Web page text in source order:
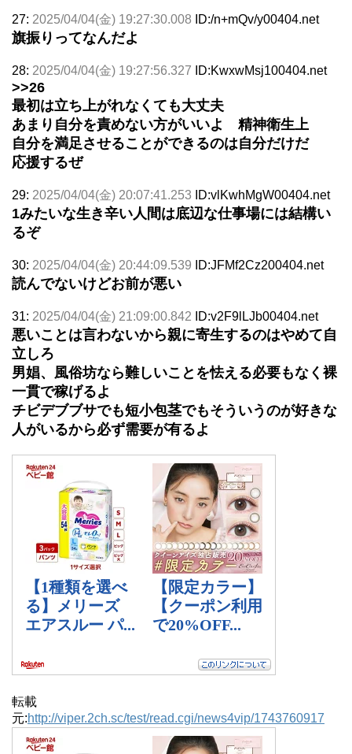
27: 2025/04/04(金) 19:27:30.008 ID:/n+mQv/y00404.net
旗振りってなんだよ
28: 2025/04/04(金) 19:27:56.327 ID:KwxwMsj100404.net
>>26
最初は立ち上がれなくても大丈夫
あまり自分を責めない方がいいよ 精神衛生上
自分を満足させることができるのは自分だけだ
応援するぜ
29: 2025/04/04(金) 20:07:41.253 ID:vlKwhMgW00404.net
1みたいな生き辛い人間は底辺な仕事場には結構い
るぞ
30: 2025/04/04(金) 20:44:09.539 ID:JFMf2Cz200404.net
読んでないけどお前が悪い
31: 2025/04/04(金) 21:09:00.842 ID:v2F9lLJb00404.net
悪いことは言わないから親に寄生するのはやめて自
立しろ
男娼、風俗坊なら難しいことを怯える必要もなく裸
一貫で稼げるよ
チビデブブサでも短小包茎でもそういうのが好きな
人がいるから必ず需要が有るよ
転載
元:http://viper.2ch.sc/test/read.cgi/news4vip/1743760917